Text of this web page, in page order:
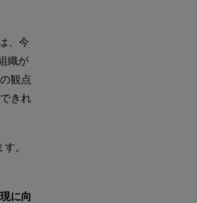
、今
織が
観点
きれ
。
に向